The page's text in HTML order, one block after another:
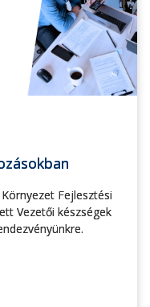
Fejlesztési
Vezetői készségek